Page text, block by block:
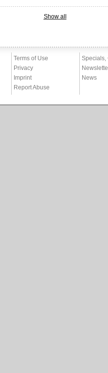
Show all
Terms of Use
Privacy
Imprint
Report Abuse
Specials,
News